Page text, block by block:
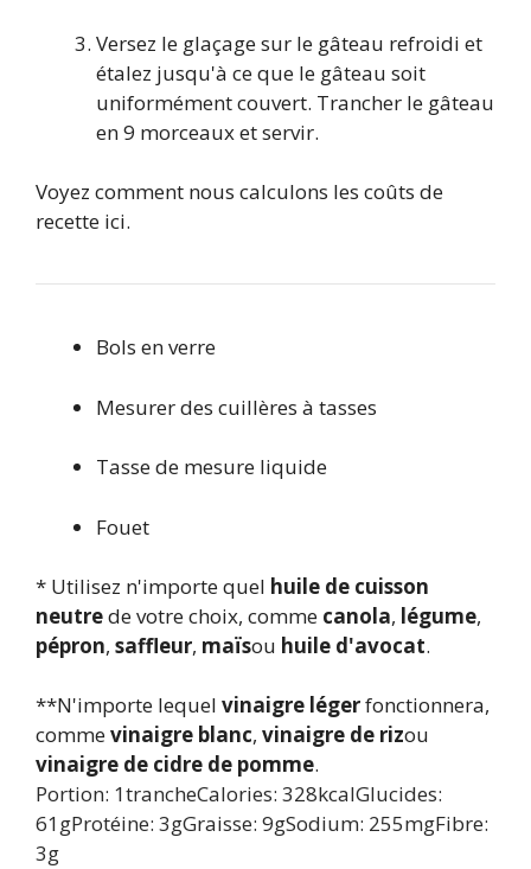
Versez le glaçage sur le gâteau refroidi et
étalez jusqu'à ce que le gâteau soit
uniformément couvert. Trancher le gâteau
en 9 morceaux et servir.
Voyez comment nous calculons les coûts de
recette ici.
Bols en verre
Mesurer des cuillères à tasses
Tasse de mesure liquide
Fouet
* Utilisez n'importe quel huile de cuisson
neutrede votre choix, comme canola, légume,
pépron, saffleur, maïsou huile d'avocat.
**N'importe lequel vinaigre légerfonctionnera,
commevinaigre blanc, vinaigre de rizou
vinaigre de cidre de pomme.
Portion: 1trancheCalories: 328kcalGlucides:
61gProtéine: 3gGraisse: 9gSodium: 255mgFibre:
3g